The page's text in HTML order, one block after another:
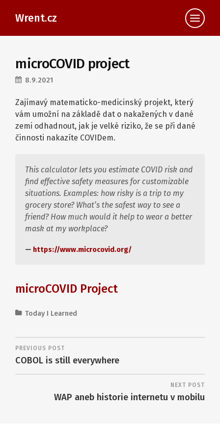
Wrent.cz
microCOVID project
8.9.2021
Zajímavý matematicko-medicinský projekt, který
vám umožní na základě dat o nakažených v dané
zemi odhadnout, jak je velké riziko, že se při dané
činnosti nakazíte COVIDem.
This calculator lets you estimate COVID risk and
find effective safety measures for customizable
situations. Examples: how risky is a trip to my
grocery store? What’s the safest way to see a
friend? How much would it help to wear a better
mask at my workplace?
https://www.microcovid.org/
microCOVID Project
Today I Learned
PREVIOUS POST
COBOL is still everywhere
NEXT POST
WAP aneb historie internetu v mobilu